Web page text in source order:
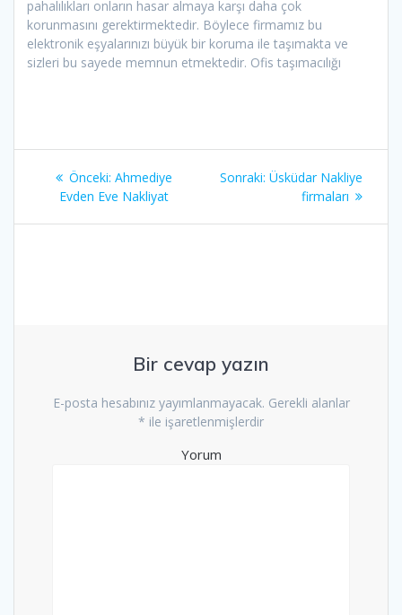
pahalılıkları onların hasar almaya karşı daha çok
korunmasını gerektirmektedir. Böylece firmamız bu
elektronik eşyalarınızı büyük bir koruma ile taşımakta ve
sizleri bu sayede memnun etmektedir. Ofis taşımacılığı
Yazı
dolaşımı
Önceki: Önceki
yazı:
Ahmediye
Evden Eve Nakliyat
Sonraki: Sonraki
Üsküdar Nakliye
firmaları
Bir cevap yazın
E-posta hesabınız yayımlanmayacak. Gerekli alanlar
* ile işaretlenmişlerdir
Yorum